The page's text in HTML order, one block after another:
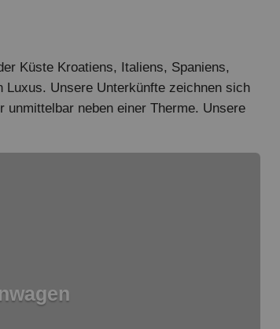
Küste Kroatiens, Italiens, Spaniens,
Unsere Unterkünfte zeichnen sich
unmittelbar neben einer Therme. Unsere